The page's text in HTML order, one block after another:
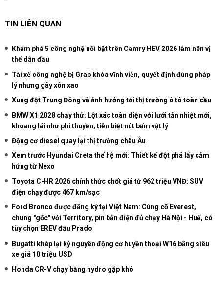
TIN LIÊN QUAN
Khám phá 5 công nghệ nổi bật trên Camry HEV 2026 làm nên vị
thế dẫn đầu
Tài xế công nghệ bị Grab khóa vĩnh viễn, quyết định đúng pháp
lý nhưng gây xôn xao
Xung đột Trung Đông và ảnh hưởng tới thị trường ô tô toàn cầu
BMW X1 2028 chạy thử: Lột xác toàn diện với lưới tản nhiệt mới,
khoang lái như phi thuyền, tiễn biệt nút bấm vật lý
Động cơ diesel quay lại thị trường châu Âu
Xem trước Hyundai Creta thế hệ mới: Thiết kế đột phá lấy cảm
hứng từ Nexo
Toyota C-HR 2026 chính thức chốt giá từ 962 triệu VNĐ: SUV
điện chạy được 467 km/sạc
Ford Bronco được đăng ký tại Việt Nam: Cùng cỡ Everest,
chung "gốc" với Territory, pin bản điện đủ chạy Hà Nội - Huế, có
tùy chọn EREV đấu Prado
Bugatti khép lại kỷ nguyên động cơ huyền thoại W16 bằng siêu
xe giá 10 triệu USD
Honda CR-V chạy bằng hydro gặp khó